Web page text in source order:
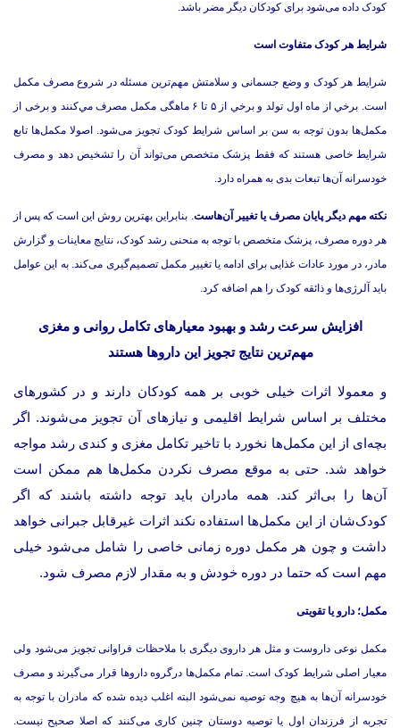
کودک داده می‌شود برای کودکان دیگر مضر باشد.
شرایط هر کودک متفاوت است
شرایط هر کودک و وضع جسمانی و سلامتش مهم‌ترین مسئله در شروع مصرف مکمل
است. برخي از ماه اول تولد و برخي از ۵ تا ۶ ماهگی مكمل مصرف مي‌كنند و برخی از
مکمل‌ها بدون توجه به سن بر اساس شرایط کودک تجویز می‌شود. اصولا مکمل‌ها تابع
شرایط خاصی هستند که فقط پزشک متخصص می‌تواند آن را تشخیص دهد و مصرف
خودسرانه آن‌ها تبعات بدی به همراه دارد.
نکته مهم دیگر پایان مصرف یا تغییر آن‌هاست. بنابراین بهترین روش این است که پس از
هر دوره مصرف، پزشک متخصص با توجه به منحنی رشد کودک، نتایج معاینات و گزارش
مادر، در مورد عادات غذایی برای ادامه یا تغییر مكمل تصمیم‌گیری می‌کند. به این عوامل
باید آلرژی‌ها و ذائقه کودک را هم اضافه کرد.
افزایش سرعت رشد و بهبود معیار‌های تکامل روانی و مغزی
مهم‌ترین نتایج تجویز این دارو‌ها هستند
و معمولا اثرات خیلی خوبی بر همه کودکان دارند و در کشورهای
مختلف بر اساس شرایط اقلیمی و نیازهای آن تجویز می‌شوند. اگر
بچه‌ای از این مکمل‌ها نخورد با تاخیر تکامل مغزی و کندی رشد مواجه
خواهد شد. حتی به موقع مصرف نکردن مكمل‌ها هم ممکن است
آن‌ها را بی‌اثر کند. همه مادران باید توجه داشته باشند که اگر
کودک‌شان از این مکمل‌ها استفاده نکند اثرات غیرقابل جبرانی خواهد
داشت و چون هر مکمل دوره زمانی خاصی را شامل می‌شود خیلی
مهم است که حتما در دوره خودش و به مقدار لازم مصرف شود.
مکمل؛ دارو یا تقویتی
مکمل نوعی داروست و مثل هر داروی دیگری با ملاحظات فراوانی تجویز می‌شود ولی
معیار اصلی شرایط کودک است. تمام مکمل‌ها درگروه دارو‌ها قرار می‌گیرند و مصرف
خودسرانه آن‌ها به هیچ وجه توصیه نمی‌شود البته اغلب دیده شده که مادران با توجه به
تجربه از فرزندان اول یا توصیه دوستان چنین کاری می‌کنند که اصلا صحیح نیست.‌‌